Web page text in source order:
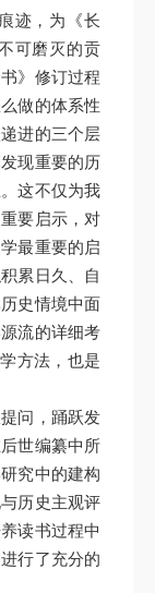
迹，为《长
可磨灭的贡
》修订过程
做的体系性
进的三个层
现重要的历
这不仅为我
要启示，对
最重要的启
累日久、自
史情境中面
流的详细考
方法，也是
问，踊跃发
世编纂中所
究中的建构
历史主观评
读书过程中
行了充分的